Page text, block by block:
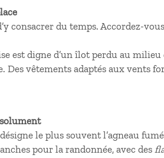
consacrer du temps. Accordez-
est digne d’un îlot perdu au
Des vêtements adaptés aux vents
le plus souvent l’agneau
pour la randonnée, avec des